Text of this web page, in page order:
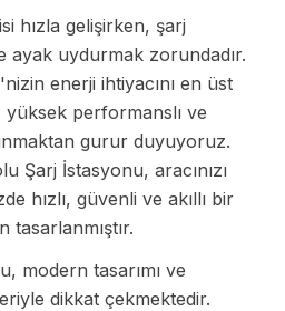
hızla gelişirken, şarj
ayak uydurmak zorundadır.
enerji ihtiyacını en üst
yüksek performanslı ve
gurur duyuyoruz.
Şarj İstasyonu, aracınızı
hızlı, güvenli ve akıllı bir
tasarlanmıştır.
modern tasarımı ve
dikkat çekmektedir.